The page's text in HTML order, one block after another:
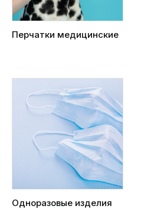
Перчатки медицинские
Одноразовые изделия